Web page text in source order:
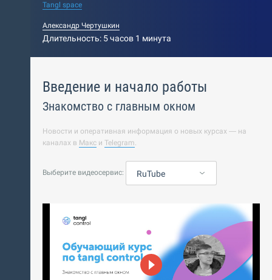
Tangl space
Александр Чертушкин
Длительность: 5 часов 1 минута
Введение и начало работы
Знакомство с главным окном
Новости и оперативная информация о новых курсах — на
каналах в Макс и Telegram.
Выберите видеосервис: RuTube